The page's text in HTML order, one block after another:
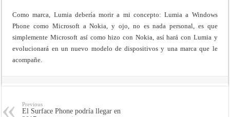
Como marca, Lumia debería morir a mi concepto: Lumia a Windows
Phone como Microsoft a Nokia, y ojo, no es nada personal, es que
simplemente Microsoft así como hizo con Nokia, así hará con Lumia y
evolucionará en un nuevo modelo de dispositivos y una marca que le
acompañe.
Previous
El Surface Phone podría llegar en